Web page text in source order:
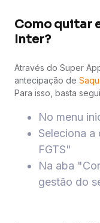
Como quitar
Inter?
Através do Super
antecipação de
Para isso, basta
No menu
Seleciona
FGTS"
Na aba
gestão do